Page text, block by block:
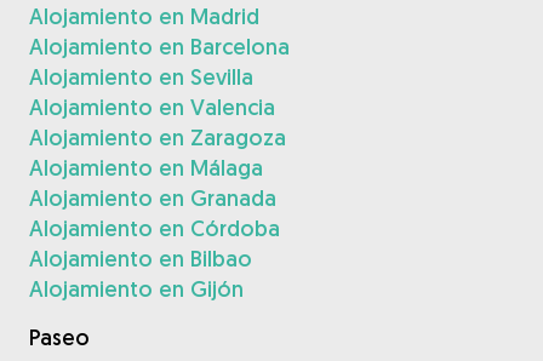
Alojamiento en Madrid
Alojamiento en Barcelona
Alojamiento en Sevilla
Alojamiento en Valencia
Alojamiento en Zaragoza
Alojamiento en Málaga
Alojamiento en Granada
Alojamiento en Córdoba
Alojamiento en Bilbao
Alojamiento en Gijón
Paseo